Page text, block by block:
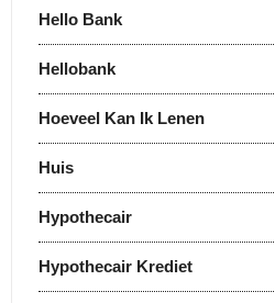
Hello Bank
Hellobank
Hoeveel Kan Ik Lenen
Huis
Hypothecair
Hypothecair Krediet